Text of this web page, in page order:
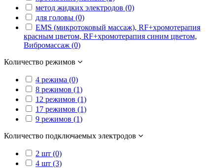
метод жидких электродов (0)
для головы (0)
EMS (микротоковый массаж), RF+хромотерапия
красным цветом, RF+хромотерапия синим цветом,
Вибромассаж (0)
Количество режимов
4 режима (0)
8 режимов (1)
12 режимов (1)
17 режимов (1)
9 режимов (1)
Количество подключаемых электродов
2 шт (0)
4 шт (3)